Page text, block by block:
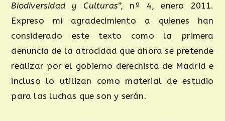
Biodiversidad y Culturas”, nº 4, enero 2011.
Expreso mi agradecimiento a quienes han
considerado este texto como la primera
denuncia de la atrocidad que ahora se pretende
realizar por el gobierno derechista de Madrid e
incluso lo utilizan como material de estudio
para las luchas que son y serán.